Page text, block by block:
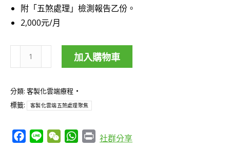
附「五煞處理」檢測報告乙份。
2,000元/月
客
化
雲
「五
加入購物車
分類: 客製化雲端療程
標籤:
客製化雲端五煞處理聚焦
Facebook
Line WeChatWhatsApp
Print
社群分享